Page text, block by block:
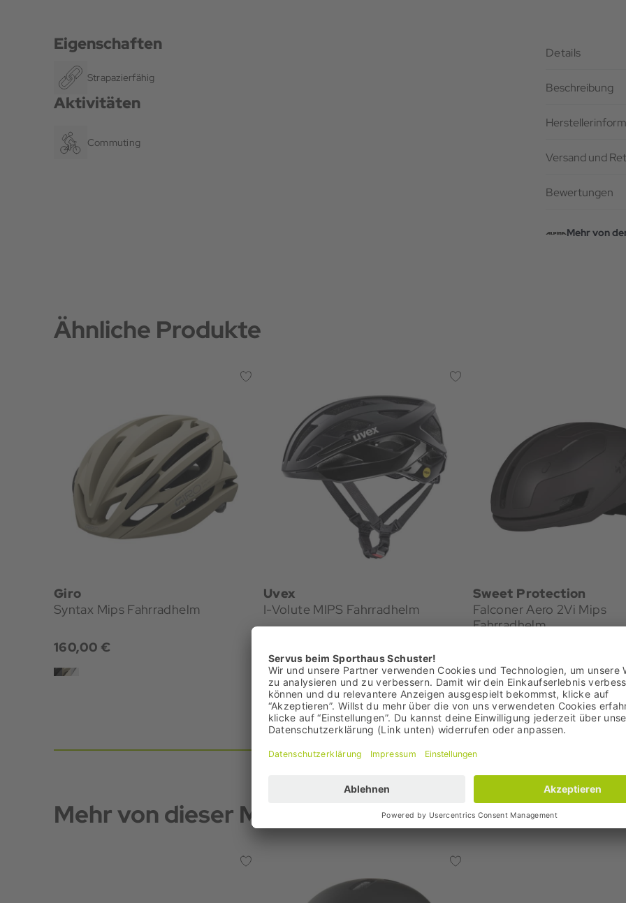
Eigenschaften
Strapazierfähig
Aktivitäten
Commuting
Details
Beschreibung
Versand und
Bewertungen
Mehr von
Ähnliche Produkte
Giro
Syntax Mips Fahrradhelm
160,00 €
Uvex
I-Volute MIPS Fahrradhelm
Sweet Protection
Falconer Aero 2Vi Mips
Fahrradhelm
Mehr von dieser Marke